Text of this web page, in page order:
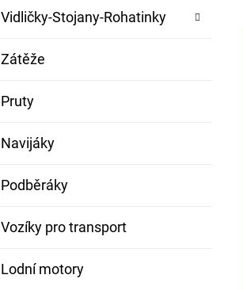
Vidličky-Stojany-Rohatinky
Zátěže
Pruty
Navijáky
Podběráky
Vozíky pro transport
Lodní motory